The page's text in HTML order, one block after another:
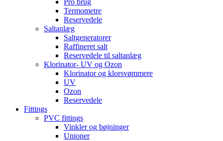
Pro brug
Termometre
Reservedele
Saltanlæg
Saltgeneratorer
Raffineret salt
Reservedele til saltanlæg
Klorinator- UV og Ozon
Klorinator og klorsvømmere
UV
Ozon
Reservedele
Fittings
PVC fittings
Vinkler og bøjninger
Unioner